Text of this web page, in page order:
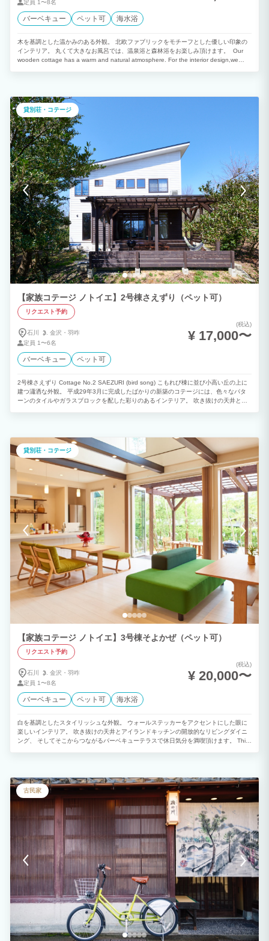
定員 1〜8名
バーベキュー ペット可 海水浴
木を基調とした温かみのある外観。 北欧ファブリックをモチーフとした優しい印象の
インテリア。 丸くて大きなお風呂では、温泉浴と森林浴をお楽しみ頂けます。 Our
wooden cottage has a warm and natural atmosphere. For the interior design,we
貸別荘・コテージ
【家族コテージ ノトイエ】2号棟さえずり（ペット可）
リクエスト予約
石川 金沢・ 羽咋
定員 1〜6名
(税込)
¥ 17,000〜
バーベキュー ペット可
2号棟さえずり Cottage No.2 SAEZURI (bird song) こもれび棟に並び小高い丘の上に
建つ瀟洒な外観。 平成29年3月に完成したばかりの新築のコテージには、色々なパタ
ーンのタイルやガラスブロックを配した彩りのあるインテリア。 吹き抜けの天井と畳
glass blocks. A double-height ceiling and tatami area widen the space of the
compact living room vertically, making it possible to receive a lot of sunlight. You will
be sure to enjoy and get relaxed in this open and airy living room.
貸別荘・コテージ
【家族コテージ ノトイエ】3号棟そよかぜ（ペット可）
リクエスト予約
石川 金沢・ 羽咋
定員 1〜8名
(税込)
¥ 20,000〜
バーベキュー ペット可 海水浴
白を基調としたスタイリッシュな外観。 ウォールステッカーをアクセントにした眼に
楽しいインテリア。 吹き抜けの天井とアイランドキッチンの開放的なリビングダイニ
ング、 そしてそこからつながるバーベキューテラスで休日気分を満喫頂けます。 This
古民家